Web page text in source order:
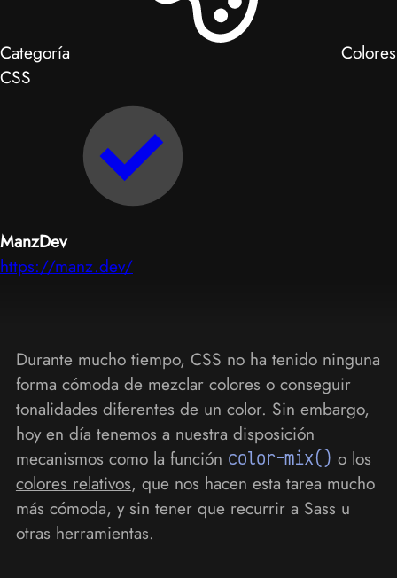
Categoría
Colores
CSS
ManzDev
https://manz.dev/
Durante mucho tiempo, CSS no ha tenido ninguna
forma cómoda de mezclar colores o conseguir
tonalidades diferentes de un color. Sin embargo,
hoy en día tenemos a nuestra disposición
mecanismos como la función color-mix() o los
colores relativos, que nos hacen esta tarea mucho
más cómoda, y sin tener que recurrir a Sass u
otras herramientas.